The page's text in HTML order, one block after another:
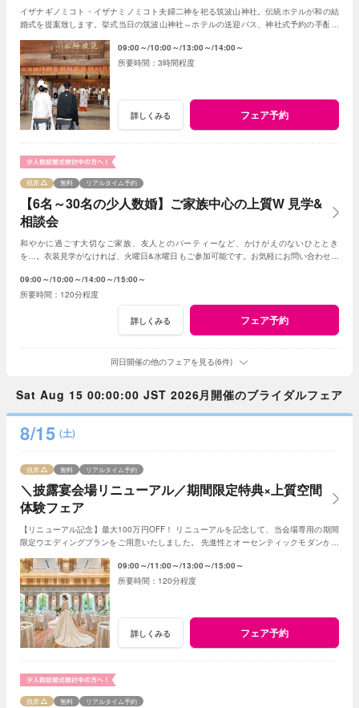
イザナギノミコト・イザナミノミコト夫婦二神を祀る筑波山神社。伝統ホテルが和の結
婚式を提案致します。挙式当日の筑波山神社⇔ホテルの送迎バス、神社式予約の手配も
09:00～ 10:00～ 13:00～ 14:00～
3時間程度
詳しくみる フェア予約
【6名～30名の少人数婚】ご家族中心の上質W 見学&
相談会
残席 無料 リアルタイム予約
和やかに過ごす大切なご家族、友人とのパーティーなど、かけがえのないひととき
を…。衣装見学がなければ、火曜日&水曜日もご参加可能です。お気軽にお問い合わせく
09:00～ 10:00～ 14:00～ 15:00～
120分程度
詳しくみる フェア予約
同日開催の他のフェアを見る(6件)
Sat Aug 15 00:00:00 JST 2026月開催のブライダルフェア
8/15 (土)
＼披露宴会場リニューアル／期間限定特典×上質空間
体験フェア
残席 無料 リアルタイム予約
【リニューアル記念】最大100万円OFF！ リニューアルを記念して、当会場専用の期間
限定ウエディングプランをご用意いたしました。 先進性とオーセンティックモダンが調
09:00～ 11:00～ 13:00～ 15:00～
120分程度
詳しくみる フェア予約
残席 無料 リアルタイム予約